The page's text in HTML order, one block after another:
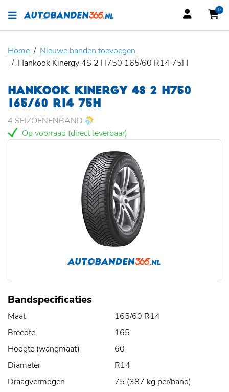
0
Home
Nieuwe banden toevoegen
Hankook Kinergy 4S 2 H750 165/60 R14 75H
HANKOOK KINERGY 4S 2 H750
165/60 R14 75H
4 SEIZOENENBAND
Op voorraad (direct leverbaar)
Bandspecificaties
Maat
165/60 R14
Breedte
165
Hoogte (wangmaat)
60
Diameter
R14
Draagvermogen
75 (387 kg per/band)